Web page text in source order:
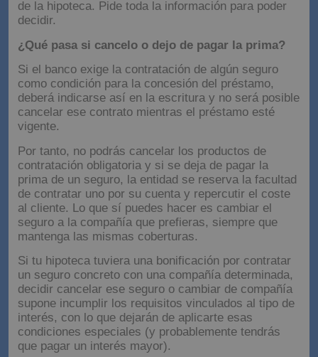
de la hipoteca. Pide toda la información para poder
decidir.
¿Qué pasa si cancelo o dejo de pagar la prima?
Si el banco exige la contratación de algún seguro
como condición para la concesión del préstamo,
deberá indicarse así en la escritura y no será posible
cancelar ese contrato mientras el préstamo esté
vigente.
Por tanto, no podrás cancelar los productos de
contratación obligatoria y si se deja de pagar la
prima de un seguro, la entidad se reserva la facultad
de contratar uno por su cuenta y repercutir el coste
al cliente. Lo que sí puedes hacer es cambiar el
seguro a la compañía que prefieras, siempre que
mantenga las mismas coberturas.
Si tu hipoteca tuviera una bonificación por contratar
un seguro concreto con una compañía determinada,
decidir cancelar ese seguro o cambiar de compañía
supone incumplir los requisitos vinculados al tipo de
interés, con lo que dejarán de aplicarte esas
condiciones especiales (y probablemente tendrás
que pagar un interés mayor).